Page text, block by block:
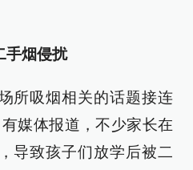
手烟侵扰
所吸烟相关的话题接连
媒体报道，不少家长在
导致孩子们放学后被二